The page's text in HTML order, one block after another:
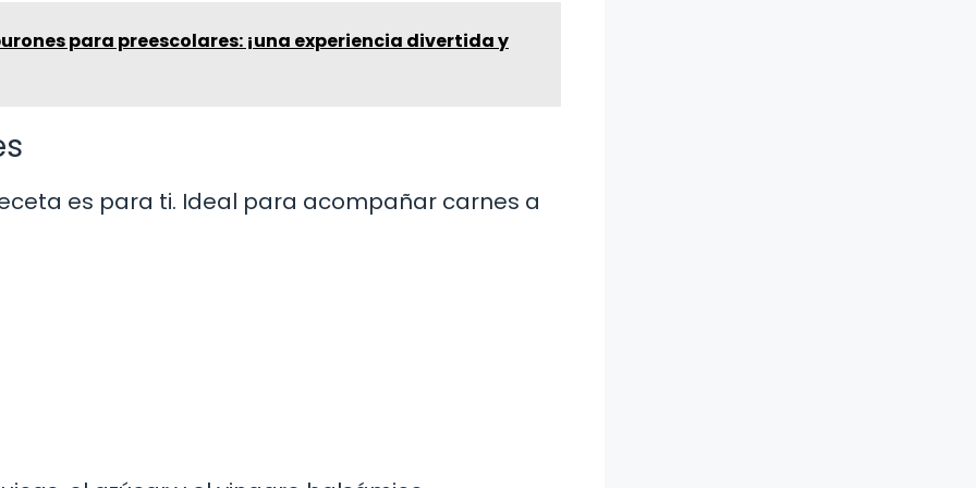
para preescolares: ¡una experiencia divertida y
es para ti. Ideal para acompañar carnes a